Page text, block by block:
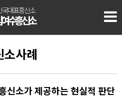
국대표흥신소
여수흥신소
소사례
신소가 제공하는 현실적 판단